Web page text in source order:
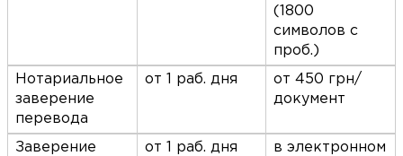
(1800
символов с
проб.)
Нотариальное
заверение
перевода
от 1 раб. дня
от 450 грн/
документ
Заверение
от 1 раб. дня
в электронном